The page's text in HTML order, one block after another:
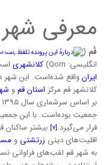
معرفی
قُم ( تلفظ راهنما·
انگلیسی: Qom)
کلانشهری است که
ایرانواقع شده‌است. این شهر
کلانشهر قم مرکز استان قمو
بر اساس سرشماری سال ۱۳۹۵
جمعیت بوده‌است. با این
قرار می‌گیرد.[۷] بیشتر ساکنان
اقلیت‌های دینی زرتشتی و
به شهر قم لقب‌های فراوانی